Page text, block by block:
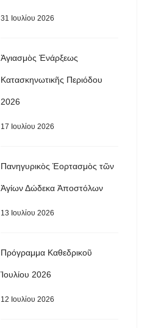
31 Ιουλίου 2026
Ἁγιασμὸς Ἐνάρξεως
Κατασκηνωτικῆς Περιόδου
2026
17 Ιουλίου 2026
Πανηγυρικὸς Ἑορτασμὸς τῶν
Ἁγίων Δώδεκα Ἀποστόλων
13 Ιουλίου 2026
Πρόγραμμα Καθεδρικοῦ
Ἰουλίου 2026
12 Ιουλίου 2026